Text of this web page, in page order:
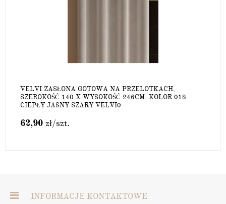
VELVI ZASŁONA GOTOWA NA PRZELOTKACH,
SZEROKOŚĆ 140 X WYSOKOŚĆ 246CM, KOLOR 018
CIEPŁY JASNY SZARY VELVI0
62,90 zł/szt.
INFORMACJE KONTAKTOWE